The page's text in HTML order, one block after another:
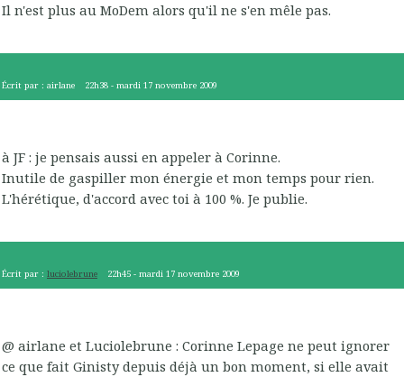
Il n'est plus au MoDem alors qu'il ne s'en mêle pas.
Écrit par : airlane 22h38 -mardi 17 novembre 2009
à JF : je pensais aussi en appeler à Corinne.
Inutile de gaspiller mon énergie et mon temps pour rien.
L'hérétique, d'accord avec toi à 100 %. Je publie.
Écrit par : luciolebrune 22h45 -mardi 17 novembre 2009
@ airlane et Luciolebrune : Corinne Lepage ne peut ignorer
ce que fait Ginisty depuis déjà un bon moment, si elle avait